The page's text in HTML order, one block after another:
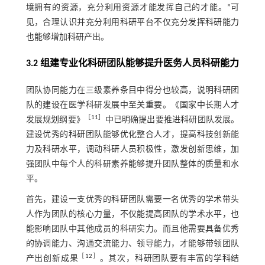
境拥有的资源，充分利用资源才能发挥自己的才能。”可
见，合理认识并充分利用科研平台不仅充分发挥科研能力
也能够增加科研产出。
3.2 组建专业化科研团队能够提升医务人员科研能力
团队协同能力在三级素养条目中得分也较高，说明科研团
队的建设在医学科研发展中至关重要。《国家中长期人才
发展规划纲要》
11
中已明确提出要推进科研团队发展。
建设优秀的科研团队能够优化整合人才，提高科技创新能
力及科研水平，调动科研人员积极性，激发创新思维，加
强团队中每个人的科研素养能够提升团队整体的质量和水
平。
首先，建设一支优秀的科研团队需要一名优秀的学术带头
人作为团队的核心力量，不仅能提高团队的学术水平，也
能影响团队中其他成员的科研实力。而且他需要具备优秀
的协调能力、沟通交流能力、领导能力，才能够带领团队
产出创新成果
12
。其次，科研团队要有丰富的学科结